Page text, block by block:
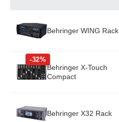
Behringer WING Rack
-32%
Behringer X-Touch
Compact
Behringer X32 Rack